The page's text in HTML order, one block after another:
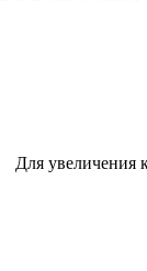
Для увеличения